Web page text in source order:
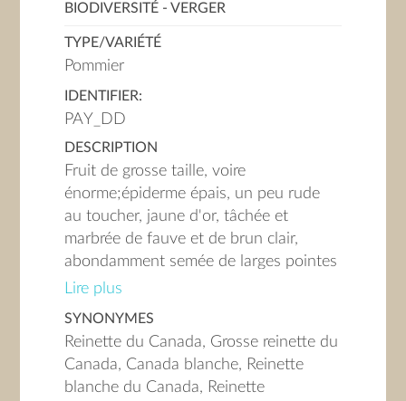
BIODIVERSITÉ - VERGER
TYPE/VARIÉTÉ
Pommier
IDENTIFIER:
PAY_DD
DESCRIPTION
Fruit de grosse taille, voire
énorme;épiderme épais, un peu rude
au toucher, jaune d'or, tâchée et
marbrée de fauve et de brun clair,
abondamment semée de larges pointes
gris rugueux;chair jaunâtre, fine, mi-
Lire plus
SYNONYMES
Reinette du Canada, Grosse reinette du
Canada, Canada blanche, Reinette
blanche du Canada, Reinette